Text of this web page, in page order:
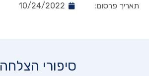
תאריך פרסום: 10/24/2022
סיפורי הצלחה